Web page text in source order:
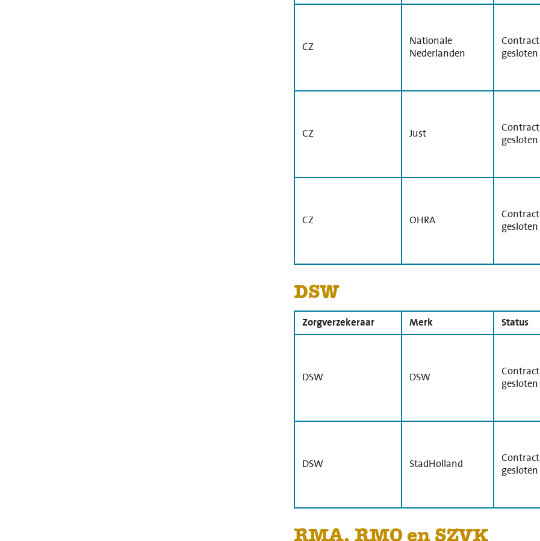
CZ
Nationale
Nederlanden
Contract
gesloten
CZ Just
Contract
gesloten
CZ OHRA
Contract
gesloten
DSW
Zorgverzekeraar Merk Status
DSW DSW
Contract
gesloten
DSW StadHolland
Contract
gesloten
RMA, RMO en SZVK